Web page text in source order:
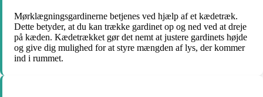
Mørklægningsgardinerne betjenes ved hjælp af et kædetræk.
Dette betyder, at du kan trække gardinet op og ned ved at dreje
på kæden. Kædetrækket gør det nemt at justere gardinets højde
og give dig mulighed for at styre mængden af lys, der kommer
ind i rummet.